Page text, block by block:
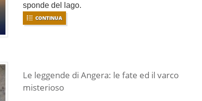
sponde del lago.
CONTINUA
Le leggende di Angera: le fate ed il varco
misterioso